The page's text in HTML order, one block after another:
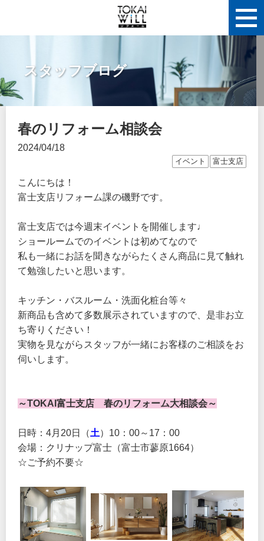
スタッフブログ
春のリフォーム相談会
2024/04/18
イベント 富士支店
こんにちは！
富士支店リフォーム課の磯野です。
富士支店では今週末イベントを開催します♩
ショールームでのイベントは初めてなので
私も一緒にお話を聞きながらたくさん商品に見て触れ
て勉強したいと思います。
キッチン・バスルーム・洗面化粧台等々
新商品も含めて多数展示されていますので、是非お立
ち寄りください！
実物を見ながらスタッフが一緒にお客様のご相談をお
伺いします。
～TOKAI富士支店 春のリフォーム大相談会～
日時：4月20日（土）10：00～17：00
会場：クリナップ富士（富士市蓼原1664）
☆ご予約不要☆